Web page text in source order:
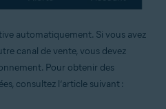
automatiquement. Si vous avez
canal de vente, vous devez
Pour obtenir des
consultez l’article suivant :